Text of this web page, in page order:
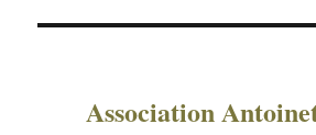
Association